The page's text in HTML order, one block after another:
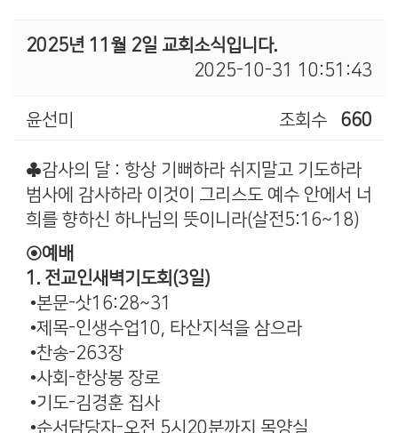
2025년 11월 2일 교회소식입니다.
2025-10-31 10:51:43
윤선미 조회수 660
♣감사의 달 : 항상 기뻐하라 쉬지말고 기도하라
범사에 감사하라 이것이 그리스도 예수 안에서 너
희를 향하신 하나님의 뜻이니라(살전5:16~18)
◉예배
1. 전교인새벽기도회(3일)
•본문-삿16:28~31
•제목-인생수업10, 타산지석을 삼으라
•찬송-263장
•사회-한상봉 장로
•기도-김경훈 집사
•순서담당자-오전 5시20분까지 목양실